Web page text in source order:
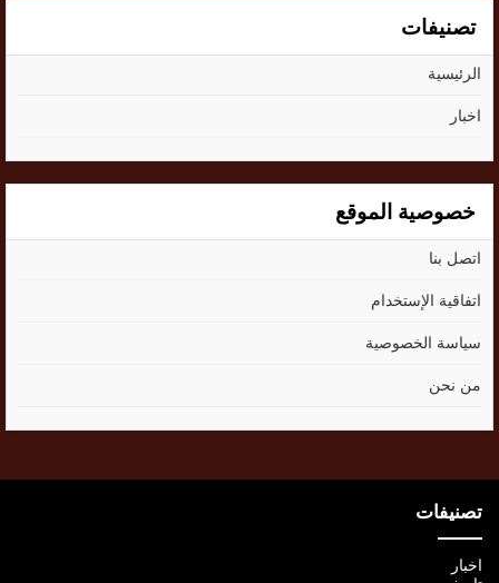
تصنيفات
الرئيسية
اخبار
خصوصية الموقع
اتصل بنا
اتفاقية الإستخدام
سياسة الخصوصية
من نحن
تصنيفات
اخبار